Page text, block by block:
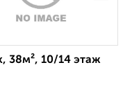
38м², 10/14 этаж